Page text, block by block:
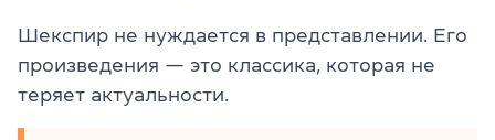
Шекспир не нуждается в представлении. Его
произведения — это классика, которая не
теряет актуальности.